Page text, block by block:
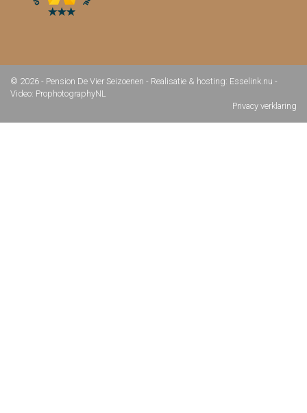
© 2026 - Pension De Vier Seizoenen - Realisatie & hosting: Esselink.nu -
Video: ProphotographyNL
Privacy verklaring